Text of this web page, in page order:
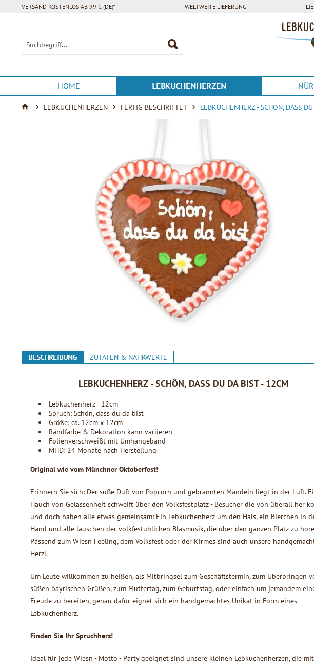
VERSAND KOSTENLOS AB 99 € (DE)* WELTWEITE LIEFERUNG
HOME LEBKUCHENHERZEN
LEBKUCHENHERZEN FERTIG BESCHRIFTET LEBKUCHENHERZ - SCHÖN, DASS
BESCHREIBUNG ZUTATEN & NÄHRWERTE
LEBKUCHENHERZ - SCHÖN, DASS DU DA BIST - 12CM
Lebkuchenherz - 12cm
Spruch: Schön, dass du da bist
Größe: ca. 12cm x 12cm
Randfarbe & Dekoration kann variieren
Folienverschweißt mit Umhängeband
MHD: 24 Monate nach Herstellung
Original wie vom Münchner Oktoberfest!
Erinnern Sie sich: Der süße Duft von Popcorn und gebrannten Mandeln liegt in der Luft.
Hauch von Gelassenheit schweift über den Volksfestplatz - Besucher die von überall her
und doch haben alle etwas gemeinsam: Ein Lebkuchenherz um den Hals, ein Bierchen in
Hand und alle lauschen der volkfestüblichen Blasmusik, die über den ganzen Platz zu
Passend zum Wiesn Feeling, dem Volksfest oder der Kirmes sind auch unsere
Herzl.
Um Leute willkommen zu heißen, als Mitbringsel zum Geschäftstermin, zum Überbringen
süßen bayrischen Grüßen, zum Muttertag, zum Geburtstag, oder einfach um jemandem
Freude zu bereiten, genau dafür eignet sich ein handgemachtes Unikat in Form eines
Lebkuchenherz.
Finden Sie Ihr Spruchherz!
Ideal für jede Wiesn - Motto - Party geeignet sind unsere kleinen Lebkuchenherzen, die mit